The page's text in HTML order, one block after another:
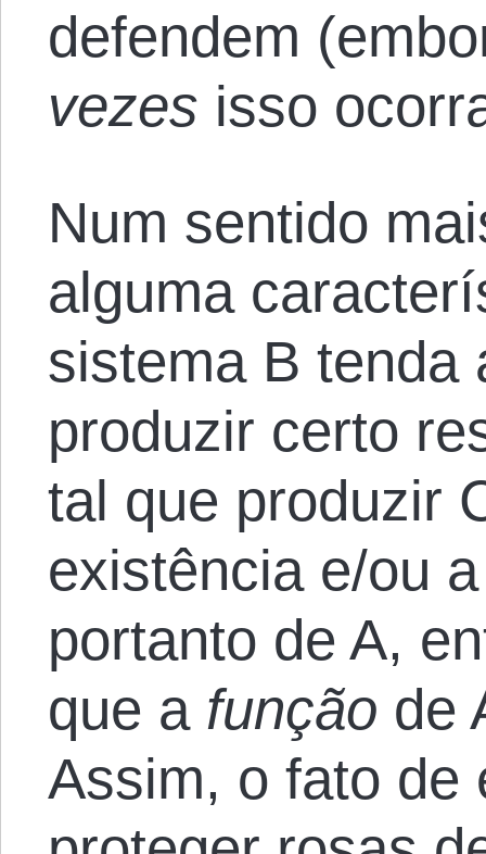
defendem
vezes isso
Num sentido
alguma
sistema B tenda
produzir certo
tal que produzir
existência e/ou
portanto de A,
que a função de
Assim, o fato de